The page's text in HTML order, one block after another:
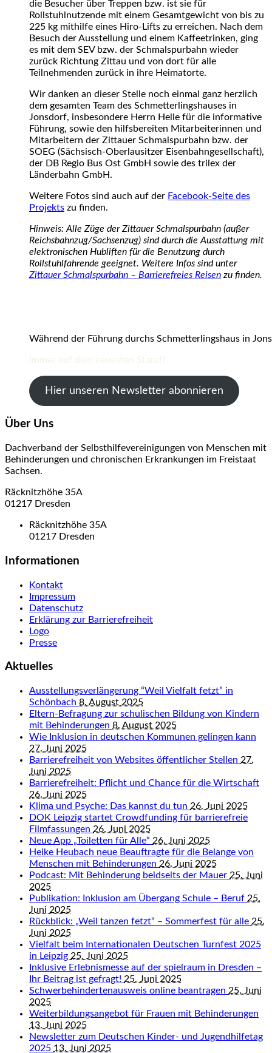
die Besucher über Treppen bzw. ist sie für
Rollstuhlnutzende mit einem Gesamtgewicht von bis zu
225 kg mithilfe eines Hiro-Lifts zu erreichen. Nach dem
Besuch der Ausstellung und einem Kaffeetrinken, ging
es mit dem SEV bzw. der Schmalspurbahn wieder
zurück Richtung Zittau und von dort für alle
Teilnehmenden zurück in ihre Heimatorte.
Wir danken an dieser Stelle noch einmal ganz herzlich
dem gesamten Team des Schmetterlingshauses in
Jonsdorf, insbesondere Herrn Helle für die informative
Führung, sowie den hilfsbereiten Mitarbeiterinnen und
Mitarbeitern der Zittauer Schmalspurbahn bzw. der
SOEG (Sächsisch-Oberlausitzer Eisenbahngesellschaft),
der DB Regio Bus Ost GmbH sowie des trilex der
Länderbahn GmbH.
Weitere Fotos sind auch auf der Facebook-Seite des
Projekts zu finden.
Hinweis: Alle Züge der Zittauer Schmalspurbahn (außer
Reichsbahnzug/Sachsenzug) sind durch die Ausstattung mit
elektronischen Hubliften für die Benutzung durch
Rollstuhlfahrende geeignet. Weitere Infos sind unter
Zittauer Schmalspurbahn – Barrierefreies Reisen zu finden.
Während der Führung durchs Schmetterlingshaus in
Hier unseren Newsletter abonnieren
Über Uns
Dachverband der Selbsthilfevereinigungen von Menschen mit
Behinderungen und chronischen Erkrankungen im Freistaat
Sachsen.
Räcknitzhöhe 35A
01217 Dresden
Räcknitzhöhe 35A
01217 Dresden
Informationen
Kontakt
Impressum
Datenschutz
Erklärung zur Barrierefreiheit
Logo
Presse
Aktuelles
Ausstellungsverlängerung “Weil Vielfalt fetzt” in
Schönbach 8. August 2025
Eltern-Befragung zur schulischen Bildung von Kindern
mit Behinderungen 8. August 2025
Wie Inklusion in deutschen Kommunen gelingen kann
27. Juni 2025
Barrierefreiheit von Websites öffentlicher Stellen 27.
Juni 2025
Barrierefreiheit: Pflicht und Chance für die Wirtschaft
26. Juni 2025
Klima und Psyche: Das kannst du tun 26. Juni 2025
DOK Leipzig startet Crowdfunding für barrierefreie
Filmfassungen 26. Juni 2025
Neue App „Toiletten für Alle“ 26. Juni 2025
Heike Heubach neue Beauftragte für die Belange von
Menschen mit Behinderungen 26. Juni 2025
Podcast: Mit Behinderung beidseits der Mauer 25. Juni
2025
Publikation: Inklusion am Übergang Schule – Beruf 25.
Juni 2025
Rückblick: „Weil tanzen fetzt“ – Sommerfest für alle 25.
Juni 2025
Vielfalt beim Internationalen Deutschen Turnfest 2025
in Leipzig 25. Juni 2025
Inklusive Erlebnismesse auf der spielraum in Dresden –
Ihr Beitrag ist gefragt! 25. Juni 2025
Schwerbehindertenausweis online beantragen 25. Juni
2025
Weiterbildungsangebot für Frauen mit Behinderungen
13. Juni 2025
Newsletter zum Deutschen Kinder- und Jugendhilfetag
2025 13. Juni 2025